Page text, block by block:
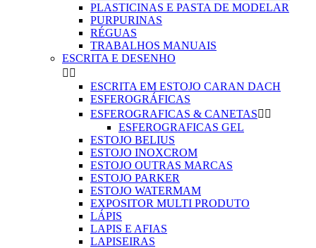
PLASTICINAS E PASTA DE MODELAR
PURPURINAS
RÉGUAS
TRABALHOS MANUAIS
ESCRITA E DESENHO
 
ESCRITA EM ESTOJO CARAN DACH
ESFEROGRÁFICAS
ESFEROGRAFICAS & CANETAS 
ESFEROGRAFICAS GEL
ESTOJO BELIUS
ESTOJO INOXCROM
ESTOJO OUTRAS MARCAS
ESTOJO PARKER
ESTOJO WATERMAM
EXPOSITOR MULTI PRODUTO
LÁPIS
LAPIS E AFIAS
LAPISEIRAS